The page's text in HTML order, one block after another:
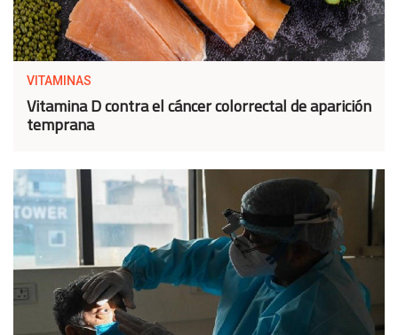
VITAMINAS
Vitamina D contra el cáncer colorrectal de aparición
temprana